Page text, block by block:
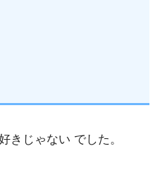
きじゃない でした。